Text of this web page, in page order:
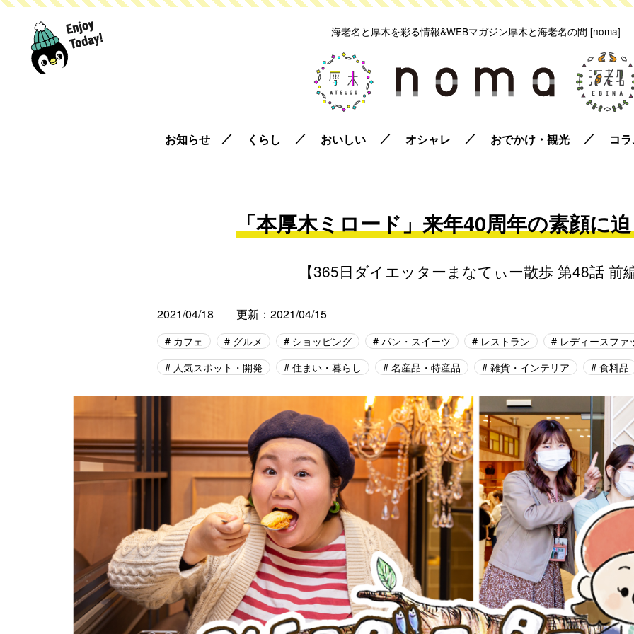
海老名と厚木を彩る情報&WEBマガジン厚木と海老名の間 [noma]
お知らせ くらし おいしい オシャレ おでかけ・観光 コ
「本厚木ミロード」来年40周年の素顔に
【365日ダイエッターまなてぃー散歩 第48話 前
2021/04/18 更新：2021/04/15
カフェ グルメ ショッピング パン・スイーツ レストラン
レディースファ
人気スポット・開発
住まい・暮らし 名産品・特産品 雑貨・インテリア 食料品